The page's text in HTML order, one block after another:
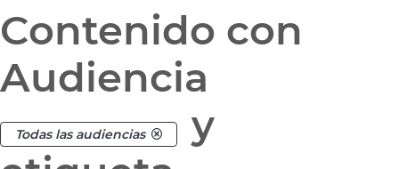
Contenido con
Audiencia
Todas las audiencias
y